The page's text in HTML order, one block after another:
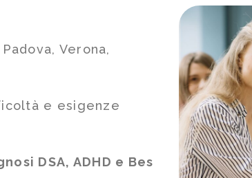
Verona,
e esigenze
DSA, ADHD e Bes